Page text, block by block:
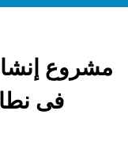
مشروع
فى